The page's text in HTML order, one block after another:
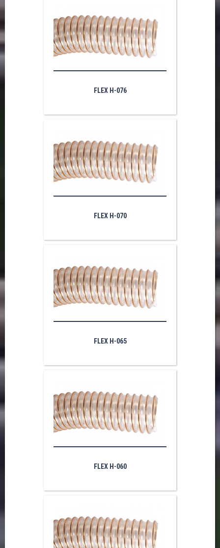
FLEX H-076
FLEX H-070
FLEX H-065
FLEX H-060